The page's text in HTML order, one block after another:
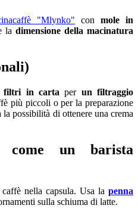
"Mlynko" con mole in
la dimensione della macinatura
filtri in carta per un filtraggio
più piccoli o per la preparazione
possibilità di ottenere una crema
un barista
nella capsula. Usa la penna
sulla schiuma di latte.